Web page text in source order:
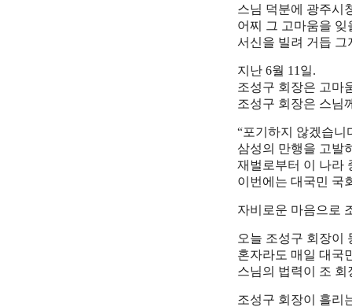
스님 덕분에 광주시
어찌 그 고마움을 잊
서신을 빌려 거듭
지난 6월 11일.
조성구 회장은 고마
조성구 회장은 스님
“포기하지 않겠습니
삼성의 만행을 고발
재벌로부터 이 나라
이번에는 대국민 국
자비로운 마음으로
오늘 조성구 회장이
혼자라도 매일 대국
스님의 법력이 조
조성구 회장이 흘리